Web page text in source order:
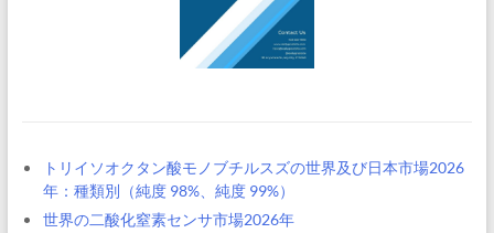
トリイソオクタン酸モノブチルスズの世界及び日本市場2026
年：種類別（純度 98%、純度 99%）
世界の二酸化窒素センサ市場2026年